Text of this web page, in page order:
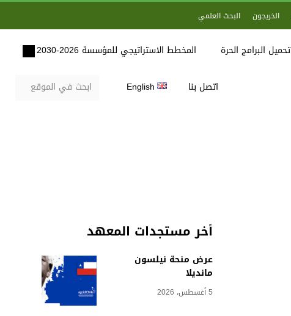
الخريجون البحث العلمي
تحميل البرامج الحرة المخطط الاستراتيجي للمؤسسة 2026-2030
اتصل بنا English
أخر مستجدات المعهد
عرض منحة نيلسون
مانديلا
5 أغسطس، 2026